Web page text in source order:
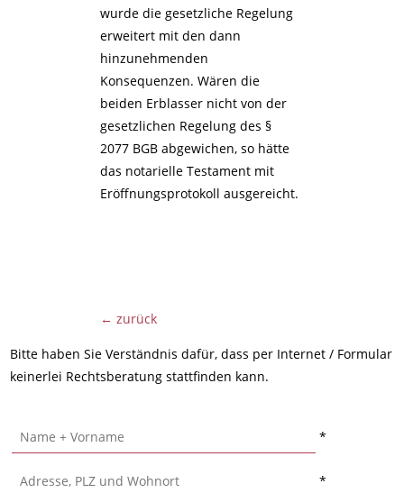
wurde die gesetzliche Regelung
erweitert mit den dann
hinzunehmenden
Konsequenzen. Wären die
beiden Erblasser nicht von der
gesetzlichen Regelung des §
2077 BGB abgewichen, so hätte
das notarielle Testament mit
Eröffnungsprotokoll ausgereicht.
← zurück
Bitte haben Sie Verständnis dafür, dass per Internet / Formular
keinerlei Rechtsberatung stattfinden kann.
*
*